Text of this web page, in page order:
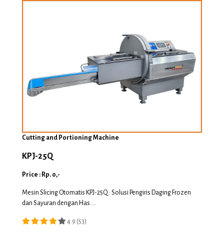
Cutting and Portioning Machine
KPJ-25Q
Price : Rp. 0,-
Mesin Slicing Otomatis KPJ-25Q : Solusi Pengiris Daging Frozen
dan Sayuran dengan Has....
4.9 (53)